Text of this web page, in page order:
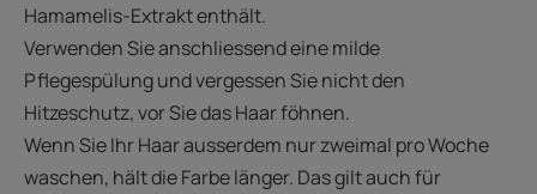
Hamamelis-Extrakt enthält.
Verwenden Sie anschliessend eine milde
Pflegespülung und vergessen Sie nicht den
Hitzeschutz, vor Sie das Haar föhnen.
Wenn Sie Ihr Haar ausserdem nur zweimal pro Woche
waschen, hält die Farbe länger. Das gilt auch für